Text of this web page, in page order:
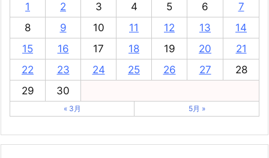
1
2 3 4 5 6
7
8
9 10 11 12 13
14
15
16 17 18 19 20
21
22
23 24 25 26 27
28
29
30
« 3月 5月 »